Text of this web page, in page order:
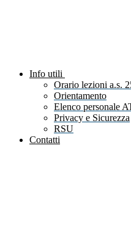
Info utili
Orario lezioni a.s.
Orientamento
Elenco personale
Privacy e Sicurezza
RSU
Contatti